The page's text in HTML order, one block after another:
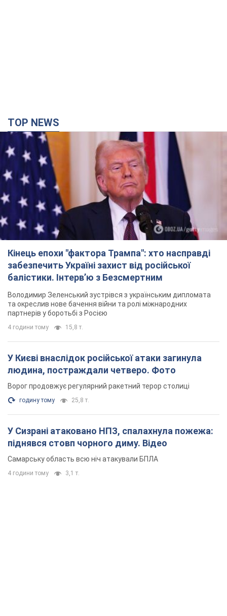
TOP NEWS
Кінець епохи "фактора Трампа": хто насправді
забезпечить Україні захист від російської
балістики. Інтерв’ю з Безсмертним
Володимир Зеленський зустрівся з українським дипломата
та окреслив нове бачення війни та ролі міжнародних
партнерів у боротьбі з Росією
4 години тому 15,8 т.
У Києві внаслідок російської атаки загинула
людина, постраждали четверо. Фото
Ворог продовжує регулярний ракетний терор столиці
годину тому 25,8 т.
У Сизрані атаковано НПЗ, спалахнула пожежа:
піднявся стовп чорного диму. Відео
Самарську область всю ніч атакували БПЛА
4 години тому 3,1 т.